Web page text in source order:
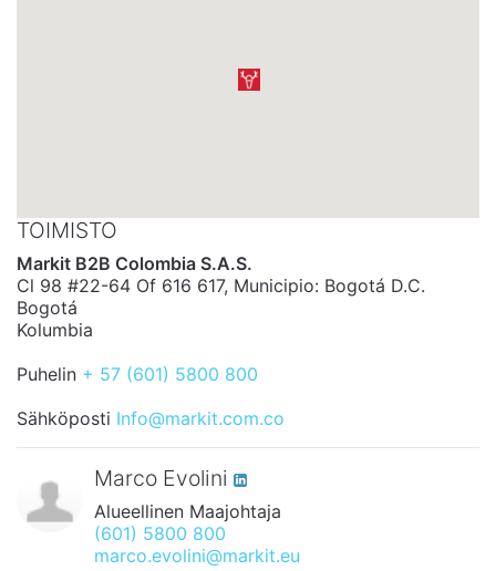
TOIMISTO
Markit B2B Colombia S.A.S.
Cl 98 #22-64 Of 616 617, Municipio: Bogotá D.C.
Bogotá
Kolumbia
Puhelin + 57 (601) 5800 800
Sähköposti Info@markit.com.co
Marco Evolini
Alueellinen Maajohtaja
(601) 5800 800
marco.evolini@markit.eu